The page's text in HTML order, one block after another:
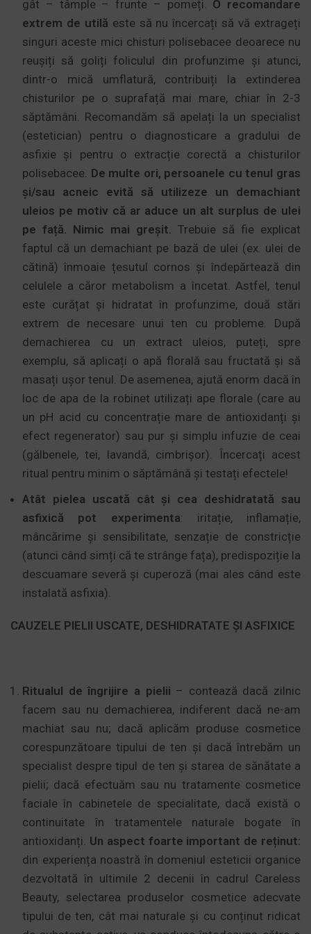
gât – tâmple – frunte – pomeți. O recomandare
extrem de utilă este să nu încercați să vă extrageți
singuri aceste mici chisturi polisebacee deoarece nu
reușiți să goliți foliculul din profunzime și atunci,
dintr-o mică umflatură, contribuiți la extinderea
chisturilor pe o suprafață mai mare, chiar în 2-3
săptămâni. Recomandăm să apelați la un specialist
(estetician) pentru o diagnosticare a gradului de
asfixie și pentru o extracție corectă a chisturilor
polisebacee. De multe ori, persoanele cu tenul gras
și/sau acneic evită să utilizeze un demachiant
uleios pe motiv că ar aduce un alt surplus de ulei
pe față. Nimic mai greșit. Trebuie să fie explicat
faptul că un demachiant pe bază de ulei (ex. ulei de
cătină) înmoaie țesutul cornos și îndepărtează din
celulele a căror metabolism a încetat. Astfel, tenul
este curățat și hidratat în profunzime, două stări
extrem de necesare unui ten cu probleme. După
demachierea cu un extract uleios, puteți, spre
exemplu, să aplicați o apă florală sau fructată și să
masați ușor tenul. De asemenea, ajută enorm dacă în
loc de apa de la robinet utilizați ape florale (care au
un pH acid cu concentrație mare de antioxidanți și
efect regenerator) sau pur și simplu infuzie de ceai
(gălbenele, tei, lavandă, cimbrișor). Încercați acest
ritual pentru minim o săptămână și testați efectele!
Atât pielea uscată cât și cea deshidratată sau
asfixică pot experimenta: iritație, inflamație,
mâncărime și sensibilitate, senzație de constricție
(atunci când simți că te strânge fața), predispoziție la
descuamare severă și cuperoză (mai ales când este
instalată asfixia).
CAUZELE PIELII USCATE, DESHIDRATATE ȘI ASFIXICE
Ritualul de îngrijire a pielii – contează dacă zilnic
facem sau nu demachierea, indiferent dacă ne-am
machiat sau nu; dacă aplicăm produse cosmetice
corespunzătoare tipului de ten și dacă întrebăm un
specialist despre tipul de ten și starea de sănătate a
pielii; dacă efectuăm sau nu tratamente cosmetice
faciale în cabinetele de specialitate, dacă există o
continuitate în tratamentele naturale bogate în
antioxidanți. Un aspect foarte important de reținut:
din experiența noastră în domeniul esteticii organice
dezvoltată în ultimile 2 decenii în cadrul Careless
Beauty, selectarea produselor cosmetice adecvate
tipului de ten, cât mai naturale și cu conținut ridicat